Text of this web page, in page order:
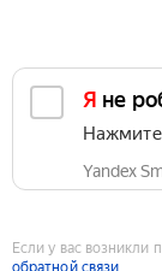
Я не
Yandex
Если у вас возникли
обратной связи